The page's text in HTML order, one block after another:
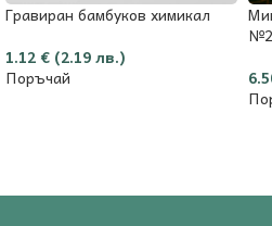
Гравиран бамбуков химикал
1.12 € (2.19 лв.)
Поръчай
№2